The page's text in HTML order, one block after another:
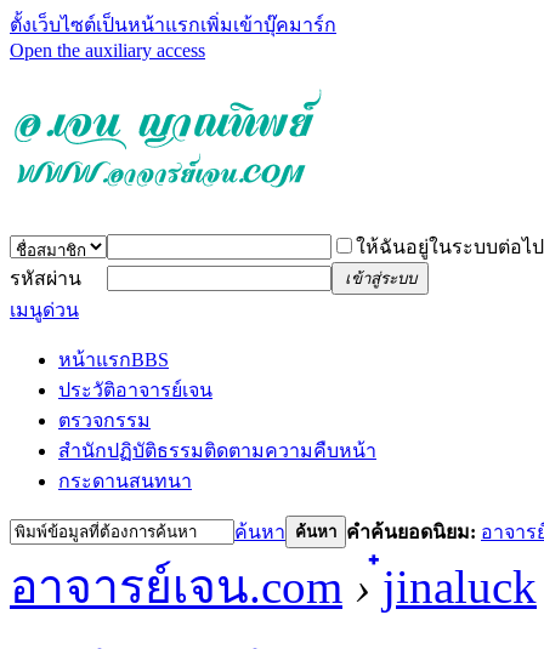
ตั้งเว็บไซต์เป็นหน้าแรกเพิ่มเข้าบุ๊คมาร์ก
Open the auxiliary access
ให้ฉันอยู่ในระบบต่อไป
รหัสผ่าน
เข้าสู่ระบบ
เมนูด่วน
หน้าแรกBBS
ประวัติอาจารย์เจน
ตรวจกรรม
สำนักปฏิบัติธรรมติดตามความคืบหน้า
กระดานสนทนา
ค้นหา ค้นหา คำค้นยอดนิยม: อาจาร
อาจารย์เจน.com › ๋jinaluck